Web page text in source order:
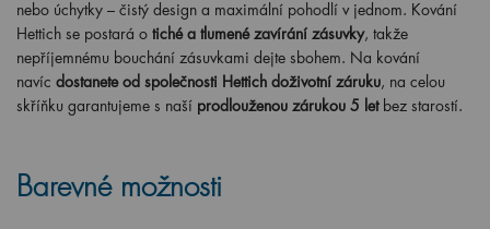
nebo úchytky – čistý design a maximální pohodlí v jednom. Kování
Hettich se postará o tiché a tlumené zavírání zásuvky, takže
nepříjemnému bouchání zásuvkami dejte sbohem. Na kování
navíc dostanete od společnosti Hettich doživotní záruku, na celou
skříňku garantujeme s naší prodlouženou zárukou 5 let bez starostí.
Barevné možnosti